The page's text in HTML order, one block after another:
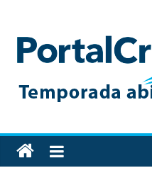
content
Toda
la